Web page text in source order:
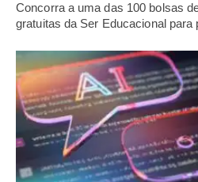
Concorra a uma das 100 bolsas
gratuitas da Ser Educacional